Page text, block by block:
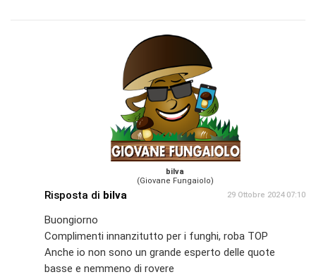
bilva
(Giovane Fungaiolo)
Risposta di bilva 29 Ottobre 2024 07:10
Buongiorno
Complimenti innanzitutto per i funghi, roba TOP
Anche io non sono un grande esperto delle quote
basse e nemmeno di rovere